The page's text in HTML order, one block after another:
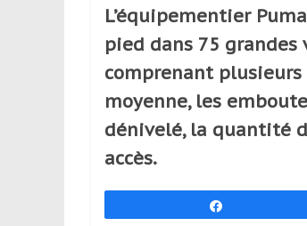
ponctuels
ou
réguliers,
pratiquants,
passionnés
ou
simples
spectateurs
de
sport,
L’équipementier
pied dans 75
comprenant
moyenne, les
dénivelé, la quantité
accès.